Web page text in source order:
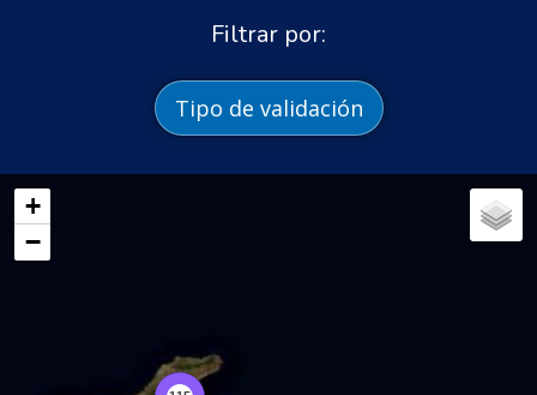
Filtrar por:
Tipo de validación
+
−